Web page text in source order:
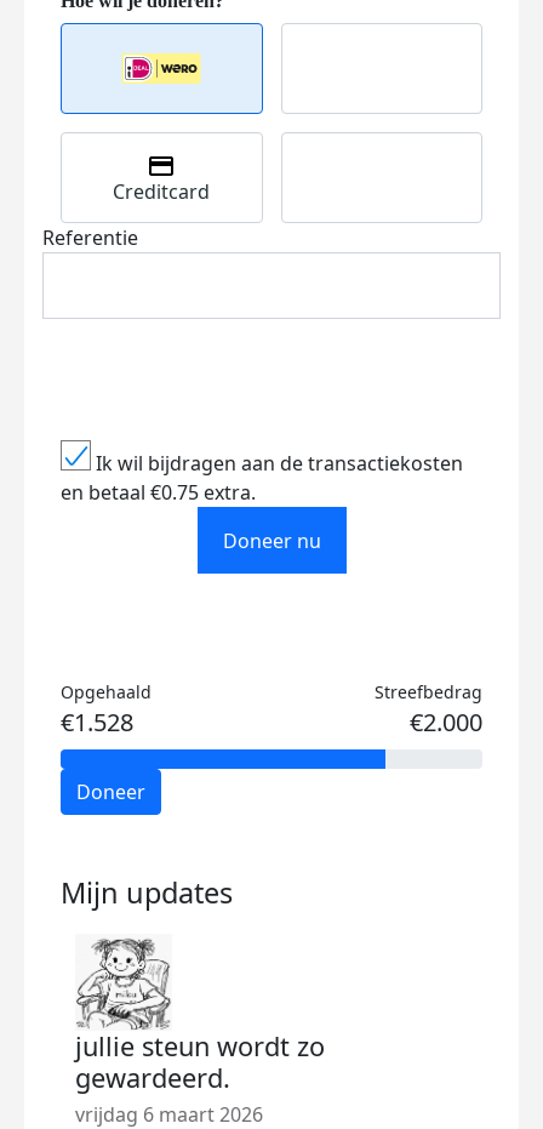
Creditcard
Referentie
Ik wil bijdragen aan de transactiekosten
en betaal €0.75 extra.
Doneer nu
Opgehaald
€1.528
Streefbedrag
€2.000
Doneer
Mijn updates
jullie steun wordt zo
gewardeerd.
vrijdag 6 maart 2026